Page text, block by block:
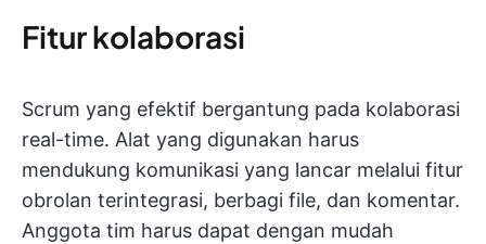
Fitur kolaborasi
Scrum yang efektif bergantung pada kolaborasi
real-time. Alat yang digunakan harus
mendukung komunikasi yang lancar melalui fitur
obrolan terintegrasi, berbagi file, dan komentar.
Anggota tim harus dapat dengan mudah